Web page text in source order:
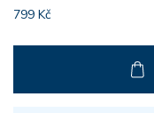
799 Kč